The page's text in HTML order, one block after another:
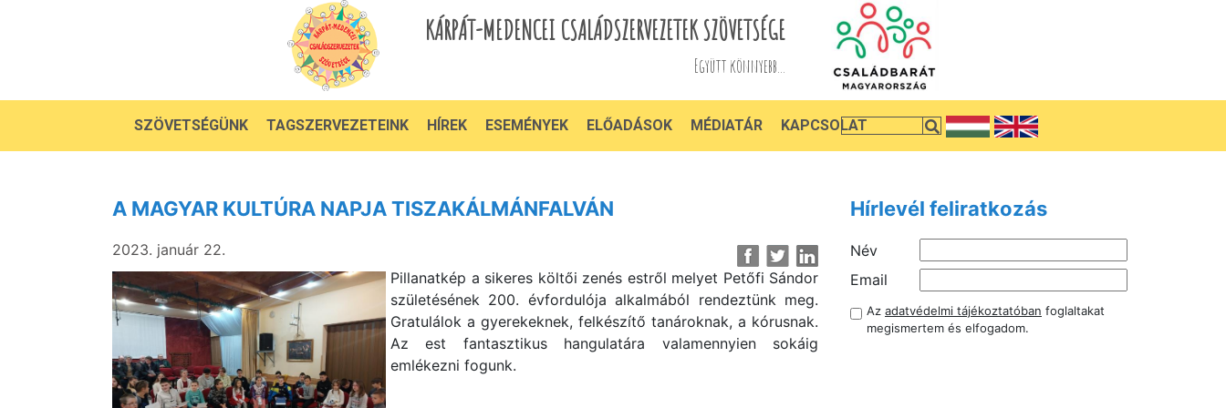
KÁRPÁT-MEDENCEI CSALÁDSZERVEZETEK SZÖVETSÉGE
Együtt könnyebb...
SZÖVETSÉGÜNK TAGSZERVEZETEINK HÍREK ESEMÉNYEK ELŐADÁSOK MÉDIATÁR KAPCSOLAT
A MAGYAR KULTÚRA NAPJA TISZAKÁLMÁNFALVÁN
2023. január 22.
Pillanatkép a sikeres költői zenés estről melyet Petőfi Sándor
születésének 200. évfordulója alkalmából rendeztünk meg.
Gratulálok a gyerekeknek, felkészítő tanároknak, a kórusnak.
Az est fantasztikus hangulatára valamennyien sokáig
emlékezni fogunk.
Hírlevél feliratkozás
Név
Email
Az adatvédelmi tájékoztatóban foglaltakat
megismertem és elfogadom.